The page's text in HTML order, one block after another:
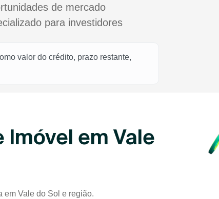
de mercado
para investidores
valor do crédito, prazo restante,
em Vale
em Vale do Sol e região.